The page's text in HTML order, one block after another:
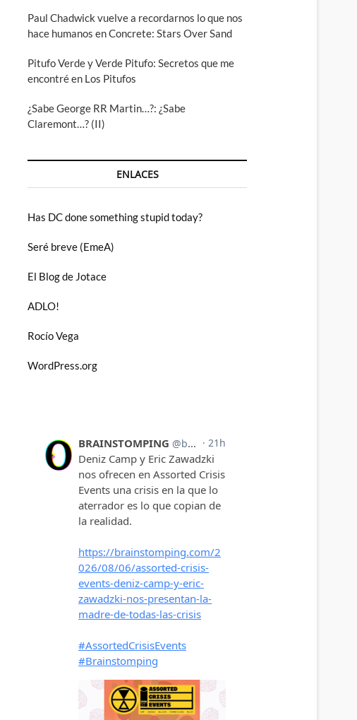
Paul Chadwick vuelve a recordarnos lo que nos
hace humanos en Concrete: Stars Over Sand
Pitufo Verde y Verde Pitufo: Secretos que me
encontré en Los Pitufos
¿Sabe George RR Martin…?: ¿Sabe
Claremont…? (II)
ENLACES
Has DC done something stupid today?
Seré breve (EmeA)
El Blog de Jotace
ADLO!
Rocío Vega
WordPress.org